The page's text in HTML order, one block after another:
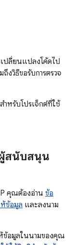
ปลี่ยนแปลงโค้ดไป
งวิธีขอรับการตรวจ
ำหรับโปรเจ็กต์ที่ใช้
สนับสนุน
คุณต้องอ่าน ข้อ
ข้อมูล และลงนาม
ข้อมูลในนามของคุณ